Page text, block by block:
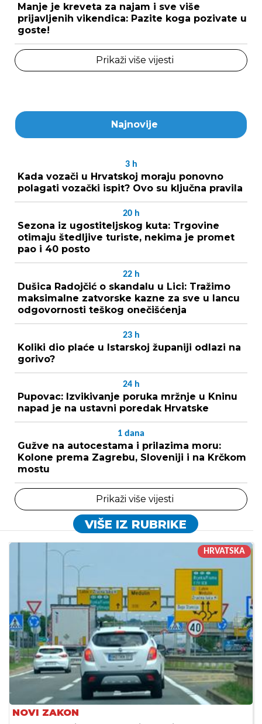
Manje je kreveta za najam i sve više
prijavljenih vikendica: Pazite koga pozivate u
goste!
Prikaži više vijesti
Najnovije
3 h
Kada vozači u Hrvatskoj moraju ponovno
polagati vozački ispit? Ovo su ključna pravila
20 h
Sezona iz ugostiteljskog kuta: Trgovine
otimaju štedljive turiste, nekima je promet
pao i 40 posto
22 h
Dušica Radojčić o skandalu u Lici: Tražimo
maksimalne zatvorske kazne za sve u lancu
odgovornosti teškog onečišćenja
23 h
Koliki dio plaće u Istarskoj županiji odlazi na
gorivo?
24 h
Pupovac: Izvikivanje poruka mržnje u Kninu
napad je na ustavni poredak Hrvatske
1 dana
Gužve na autocestama i prilazima moru:
Kolone prema Zagrebu, Sloveniji i na Krčkom
mostu
Prikaži više vijesti
VIŠE IZ RUBRIKE
HRVATSKA
NOVI ZAKON